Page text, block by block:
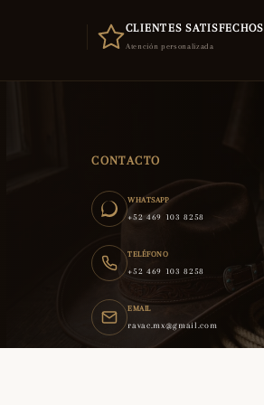
CLIENTES SATISFECHOS
Atención personalizada
CONTACTO
WHATSAPP
+52 469 103 8258
TELÉFONO
+52 469 103 8258
EMAIL
ravac.mx@gmail.com